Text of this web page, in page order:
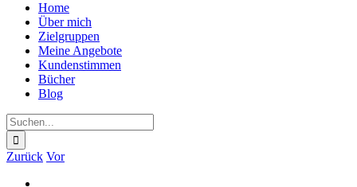
Home
Über mich
Zielgruppen
Meine Angebote
Kundenstimmen
Bücher
Blog
Suche
nach:
Zurück Vor